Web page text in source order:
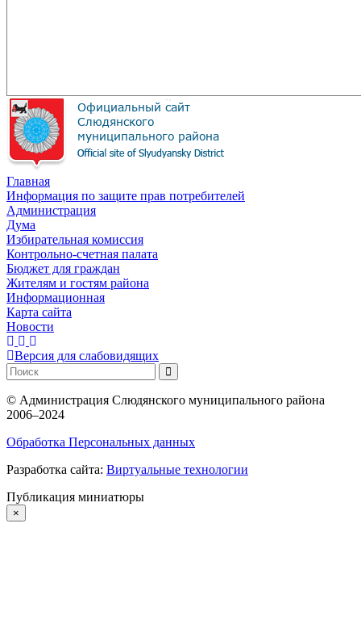
Главная
Информация по защите прав потребителей
Администрация
Дума
Избирательная комиссия
Контрольно-счетная палата
Бюджет для граждан
Жителям и гостям района
Информационная
Карта сайта
Новости
Версия для слабовидящих
© Администрация Слюдянского муниципального района
2006–2024
Обработка Персональных данных
Разработка сайта: Виртуальные технологии
Публикация миниатюры
×